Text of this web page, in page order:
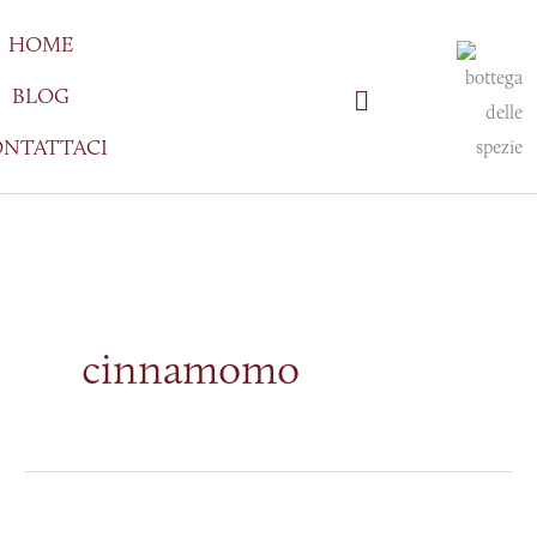
al
contenuto
HOME
BLOG
cinnamomo